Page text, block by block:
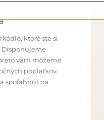
ktoré ste si
Disponujeme
vám môžeme
poplatkov.
spoľahnúť na